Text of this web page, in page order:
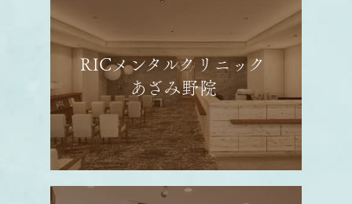
RICメンタルクリニック
あざみ野院